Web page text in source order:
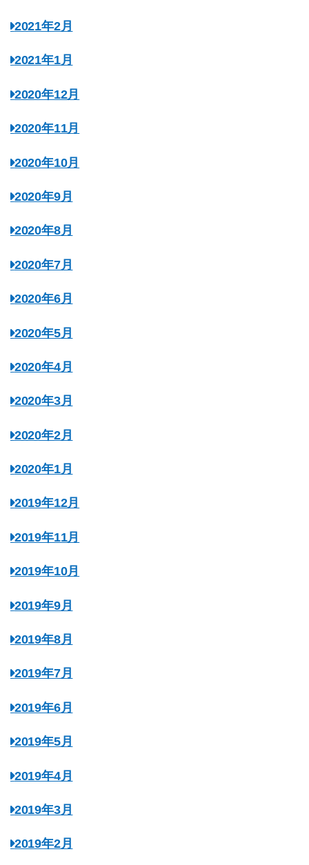
2021年2月
2021年1月
2020年12月
2020年11月
2020年10月
2020年9月
2020年8月
2020年7月
2020年6月
2020年5月
2020年4月
2020年3月
2020年2月
2020年1月
2019年12月
2019年11月
2019年10月
2019年9月
2019年8月
2019年7月
2019年6月
2019年5月
2019年4月
2019年3月
2019年2月